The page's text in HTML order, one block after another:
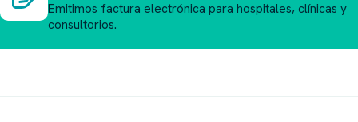
Emitimos factura electrónica para hospitales, clínicas y
consultorios.